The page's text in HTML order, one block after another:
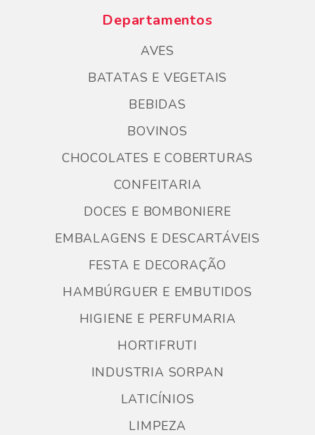
Departamentos
AVES
BATATAS E VEGETAIS
BEBIDAS
BOVINOS
CHOCOLATES E COBERTURAS
CONFEITARIA
DOCES E BOMBONIERE
EMBALAGENS E DESCARTÁVEIS
FESTA E DECORAÇÃO
HAMBÚRGUER E EMBUTIDOS
HIGIENE E PERFUMARIA
HORTIFRUTI
INDUSTRIA SORPAN
LATICÍNIOS
LIMPEZA